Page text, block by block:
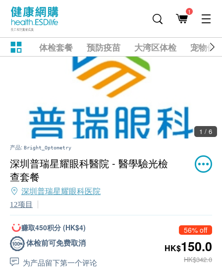
1
体检套餐 预防疫苗 大湾区体检 宠物健
1 / 6
产品: Bright_Optometry
深圳普瑞星耀眼科醫院 - 醫學驗光檢
查套餐
深圳普瑞星耀眼科医院
12项目
赚取450积分 (HK$4)
体检前可免费取消
为产品留下第一个评论
56% off
HK$150.0
HK$342.0